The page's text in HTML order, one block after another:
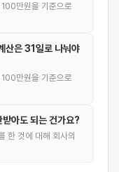
만원을 기준으로
산은 31일로 나눠야
만원을 기준으로
아도 되는 건가요?
한 것에 대해 회사의